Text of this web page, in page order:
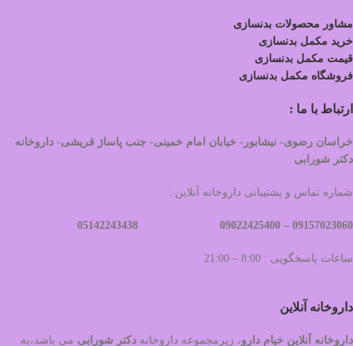
مشاور محصولات بدنسازی
خرید مکمل بدنسازی
قیمت مکمل بدنسازی
فروشگاه مکمل بدنسازی
ارتباط با ما :
خراسان رضوی- نیشابور- خیابان امام خمینی- جنب پاساژ قریشی- داروخانه
دکتر شورابی
شماره تماس و پشتیبانی داروخانه آنلاین :
09157023060 –
ساعات پاسخگویی : 8:00 – 21:00
داروخانه آنلاین
داروخانه آنلاین خیام دارو، زیرمجموعه داروخانه دکتر شورابی می باشد،به